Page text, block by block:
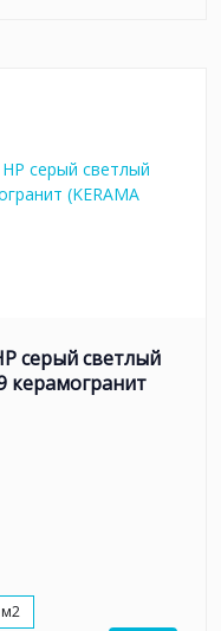
серый светлый
керамогранит
м2